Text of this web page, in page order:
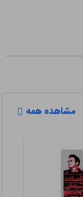
مشاهده همه